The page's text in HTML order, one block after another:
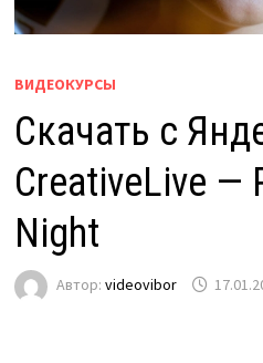
ВИДЕОКУРСЫ
Скачать с
CreativeLive —
Night
Автор: videovibor